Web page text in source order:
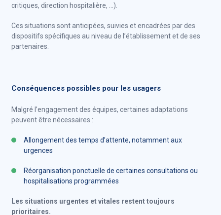
critiques, direction hospitalière, …).
Ces situations sont anticipées, suivies et encadrées par des
dispositifs spécifiques au niveau de l’établissement et de ses
partenaires.
Conséquences possibles pour les usagers
Malgré l’engagement des équipes, certaines adaptations
peuvent être nécessaires :
Allongement des temps d’attente, notamment aux
urgences
Réorganisation ponctuelle de certaines consultations ou
hospitalisations programmées
Les situations urgentes et vitales restent toujours
prioritaires.